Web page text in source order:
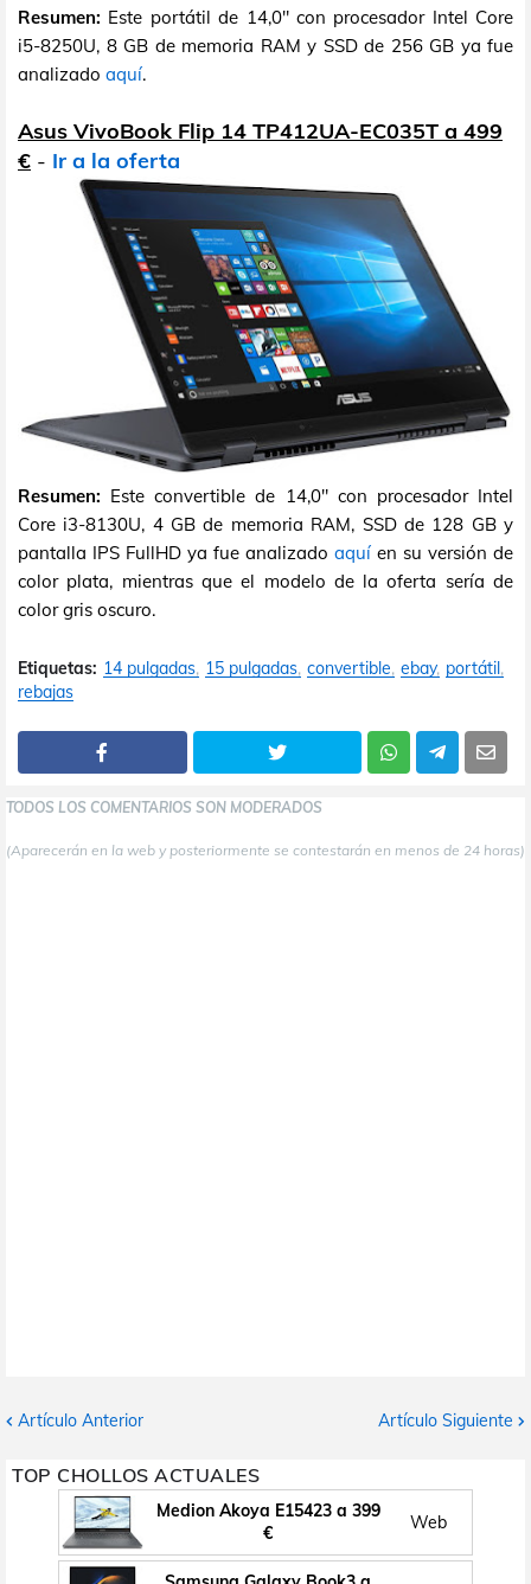
Resumen: Este portátil de 14,0" con procesador Intel Core
i5-8250U, 8 GB de memoria RAM y SSD de 256 GB ya fue
analizado aquí.
Asus VivoBook Flip 14 TP412UA-EC035T a 499
€ - Ir a la oferta
Resumen: Este convertible de 14,0" con procesador Intel
Core i3-8130U, 4 GB de memoria RAM, SSD de 128 GB y
pantalla IPS FullHD ya fue analizado aquí en su versión de
color plata, mientras que el modelo de la oferta sería de
color gris oscuro.
Etiquetas: 14 pulgadas 15 pulgadas convertible ebay portátil
rebajas
TODOS LOS COMENTARIOS SON MODERADOS
(Aparecerán en la web y posteriormente se contestarán en menos de 24 horas)
Artículo Anterior Artículo Siguiente
TOP CHOLLOS ACTUALES
Medion Akoya E15423 a 399
€
Web